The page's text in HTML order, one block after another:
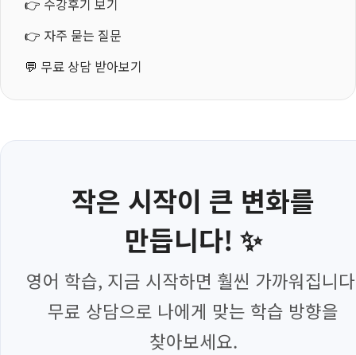
👉 수강후기 보기
👉 자주 묻는 질문
💬 무료 상담 받아보기
작은 시작이 큰 변화를
만듭니다! ✨
영어 학습, 지금 시작하면 훨씬 가까워집니
무료 상담으로 나에게 맞는 학습 방향을
찾아보세요.